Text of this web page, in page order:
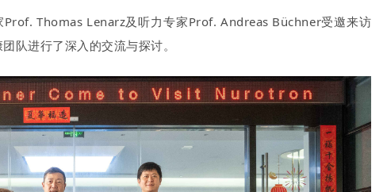
Thomas Lenarz及听力专家Prof. Andreas Büchner受邀来访
队进行了深入的交流与探讨。